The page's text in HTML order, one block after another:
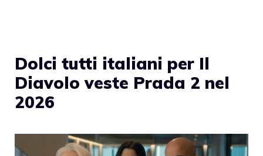
Dolci tutti italiani per Il
Diavolo veste Prada 2 nel
2026